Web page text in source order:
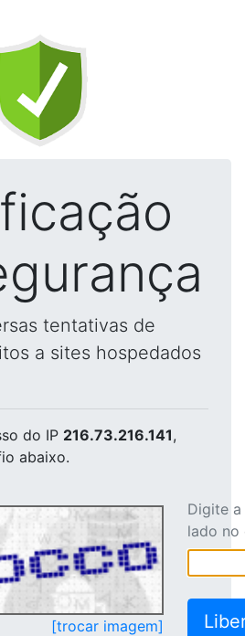
tentativas de
a sites hospedados
do IP 216.73.216.141,
abaixo.
[trocar imagem]
Digite
lado no